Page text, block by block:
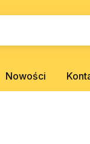
Nowości